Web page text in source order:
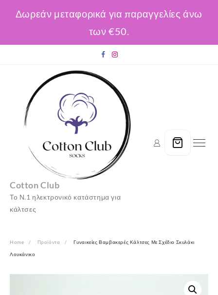
Δωρεάν μεταφορικά για παραγγελίες άνω
των €50.
Cotton Club
Το Ν.1 ηλεκτρονικό κατάστημα για
κάλτσες
Home Προϊόντα Γυναικείες Βαμβακερές Κάλτσες Με Σχέδιο Σκυλάκι
Λουκάνικο